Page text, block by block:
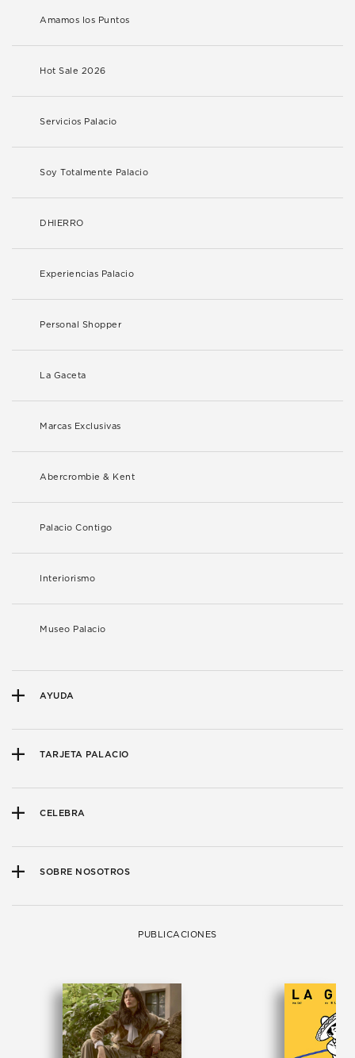
Amamos los Puntos
Hot Sale 2026
Servicios Palacio
Soy Totalmente Palacio
DHIERRO
Experiencias Palacio
Personal Shopper
La Gaceta
Marcas Exclusivas
Abercrombie & Kent
Palacio Contigo
Interiorismo
Museo Palacio
AYUDA
TARJETA PALACIO
CELEBRA
SOBRE NOSOTROS
PUBLICACIONES